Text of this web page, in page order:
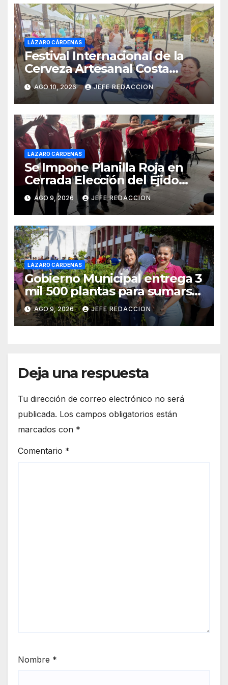
LÁZARO CÁRDENAS
Festival Internacional de la
Cerveza Artesanal Costa
Michoacán 2026 Cerro su 19ª
Edición
AGO 10, 2026 JEFE REDACCION
LÁZARO CÁRDENAS
Se Impone Planilla Roja en
Cerrada Elección del Ejido
Melchor Ocampo en Lázaro
Cárdenas
AGO 9, 2026 JEFE REDACCION
LÁZARO CÁRDENAS
Gobierno Municipal entrega 3
mil 500 plantas para sumarse
a la Jornada Nacional de
Reforestación
AGO 9, 2026 JEFE REDACCION
Deja una respuesta
Tu dirección de correo electrónico no será
publicada. Los campos obligatorios están
marcados con *
Comentario *
Nombre *